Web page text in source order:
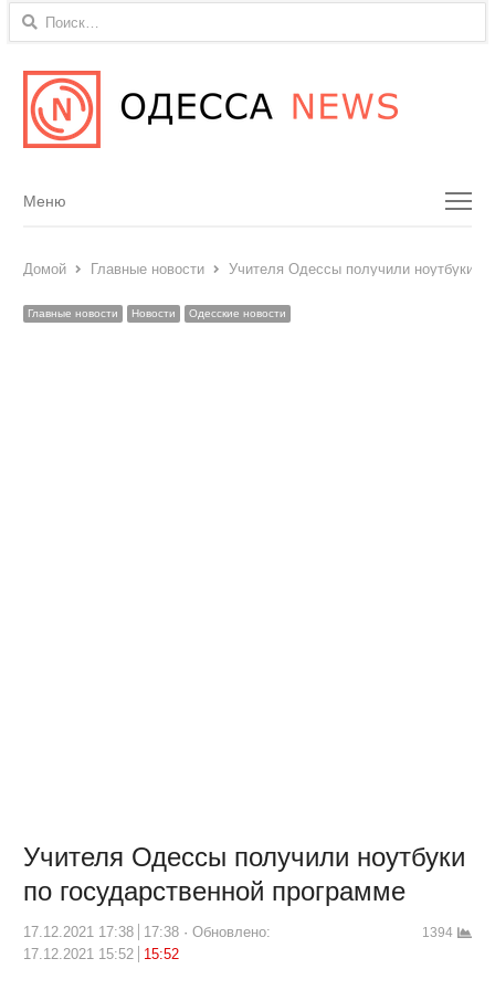
Найти:
Menu
Меню
Домой Главные новости Учителя Одессы получили ноутбуки
Главные новости Новости Одесские новости
Учителя Одессы получили ноутбуки
по государственной программе
17.12.2021 17:38 17:38
Обновлено:
17.12.2021 15:52
15:52
1394